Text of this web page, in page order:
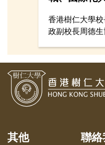
香港樹仁大學
政副校長周德
理學系及社會
向，例如教與學
盛行下所面對的
其他 聯